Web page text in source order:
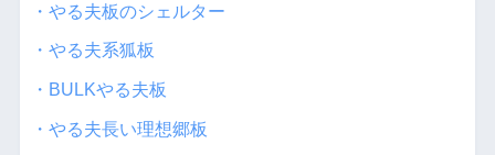
・やる夫板のシェルター
・やる夫系狐板
・BULKやる夫板
・やる夫長い理想郷板